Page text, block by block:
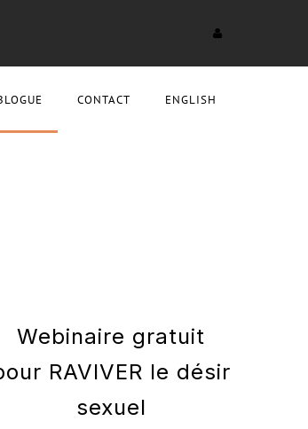
CONTACT ENGLISH
Webinaire gratuit
RAVIVER le désir
sexuel